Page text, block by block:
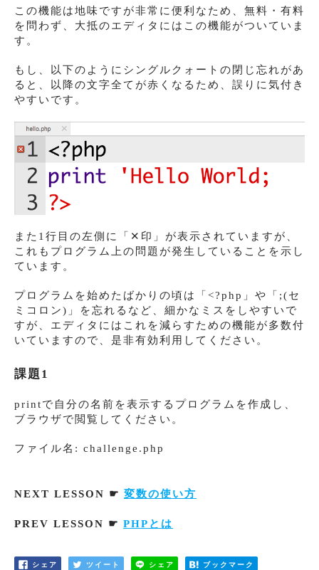
この機能は地味ですが非常に便利なため、無料・有料
を問わず、大抵のエディタにはこの機能がついていま
す。
もし、以下のようにシングルクォートの閉じ忘れがあ
ると、以降の文字全てが赤くなるため、誤りに気付き
やすいです。
また1行目の左側に「✕印」が表示されていますが、
これもプログラム上の問題が発生していることを示し
ています。
プログラムを始めたばかりの頃は「<?php」や「;(セ
ミコロン)」を忘れるなど、細かなミスをしやすいで
すが、エディタにはこれを減らすための機能が多数付
いていますので、是非有効利用してください。
課題1
printで自分の名前を表示するプログラムを作成し、
ブラウザで閲覧してください。
ファイル名: challenge.php
NEXT LESSON ☛ 変数の使い方
PREV LESSON ☛ PHPとは
シェア ツイート シェア ブックマーク